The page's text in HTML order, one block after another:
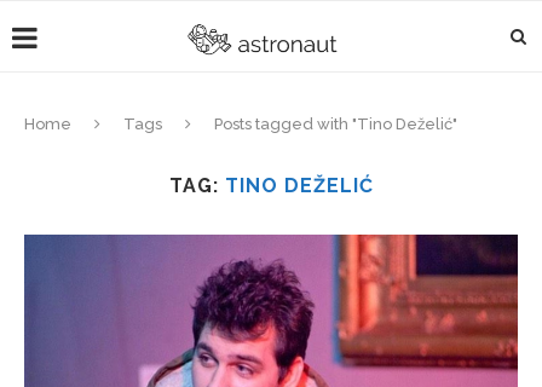
Home Tags Posts tagged with "Tino Deželić"
TAG: TINO DEŽELIĆ